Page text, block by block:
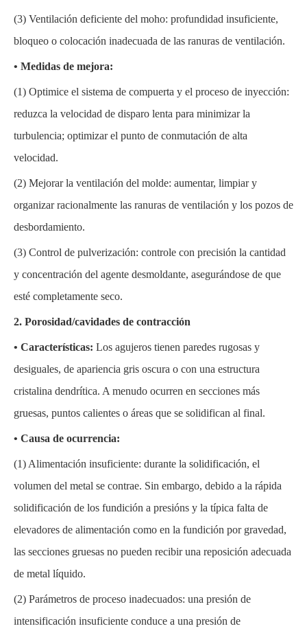
(3) Ventilación deficiente del moho: profundidad insuficiente,
bloqueo o colocación inadecuada de las ranuras de ventilación.
• Medidas de mejora:
(1) Optimice el sistema de compuerta y el proceso de inyección:
reduzca la velocidad de disparo lenta para minimizar la
turbulencia; optimizar el punto de conmutación de alta
velocidad.
(2) Mejorar la ventilación del molde: aumentar, limpiar y
organizar racionalmente las ranuras de ventilación y los pozos de
desbordamiento.
(3) Control de pulverización: controle con precisión la cantidad
y concentración del agente desmoldante, asegurándose de que
esté completamente seco.
2. Porosidad/cavidades de contracción
• Características: Los agujeros tienen paredes rugosas y
desiguales, de apariencia gris oscura o con una estructura
cristalina dendrítica. A menudo ocurren en secciones más
gruesas, puntos calientes o áreas que se solidifican al final.
• Causa de ocurrencia:
(1) Alimentación insuficiente: durante la solidificación, el
volumen del metal se contrae. Sin embargo, debido a la rápida
solidificación de los fundición a presións y la típica falta de
elevadores de alimentación como en la fundición por gravedad,
las secciones gruesas no pueden recibir una reposición adecuada
de metal líquido.
(2) Parámetros de proceso inadecuados: una presión de
intensificación insuficiente conduce a una presión de